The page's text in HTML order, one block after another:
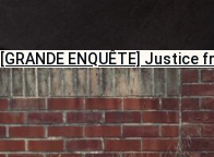
[GRANDE ENQUÊTE]